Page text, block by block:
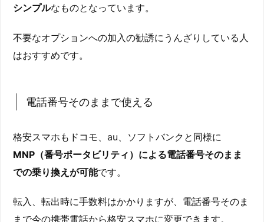
シンプルなものとなっています。
不要なオプションへの加入の勧誘にうんざりしている人
はおすすめです。
電話番号そのままで使える
格安スマホもドコモ、au、ソフトバンクと同様に
MNP（番号ポータビリティ）による電話番号そのまま
での乗り換えが可能です。
転入、転出時に手数料はかかりますが、電話番号そのま
まで今の携帯電話から格安スマホに変更できます。